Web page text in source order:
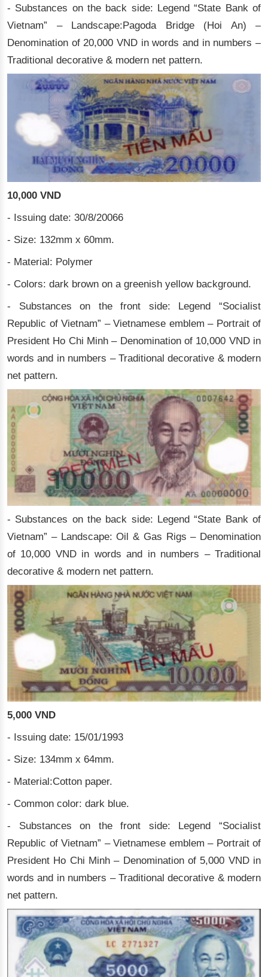
- Substances on the back side: Legend “State Bank of
Vietnam” – Landscape:Pagoda Bridge (Hoi An) –
Denomination of 20,000 VND in words and in numbers –
Traditional decorative & modern net pattern.
10,000 VND
- Issuing date: 30/8/20066
- Size: 132mm x 60mm.
- Material: Polymer
- Colors: dark brown on a greenish yellow background.
- Substances on the front side: Legend “Socialist
Republic of Vietnam” – Vietnamese emblem – Portrait of
President Ho Chi Minh – Denomination of 10,000 VND in
words and in numbers – Traditional decorative & modern
net pattern.
- Substances on the back side: Legend “State Bank of
Vietnam” – Landscape: Oil & Gas Rigs – Denomination
of 10,000 VND in words and in numbers – Traditional
decorative & modern net pattern.
5,000 VND
- Issuing date: 15/01/1993
- Size: 134mm x 64mm.
- Material:Cotton paper.
- Common color: dark blue.
- Substances on the front side: Legend “Socialist
Republic of Vietnam” – Vietnamese emblem – Portrait of
President Ho Chi Minh – Denomination of 5,000 VND in
words and in numbers – Traditional decorative & modern
net pattern.